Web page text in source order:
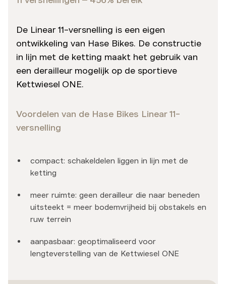
De Linear 11-versnelling is een eigen
ontwikkeling van Hase Bikes. De constructie
in lijn met de ketting maakt het gebruik van
een derailleur mogelijk op de sportieve
Kettwiesel ONE.
Voordelen van de Hase Bikes Linear 11-
versnelling
compact: schakeldelen liggen in lijn met de
ketting
meer ruimte: geen derailleur die naar beneden
uitsteekt = meer bodemvrijheid bij obstakels en
ruw terrein
aanpasbaar: geoptimaliseerd voor
lengteverstelling van de Kettwiesel ONE